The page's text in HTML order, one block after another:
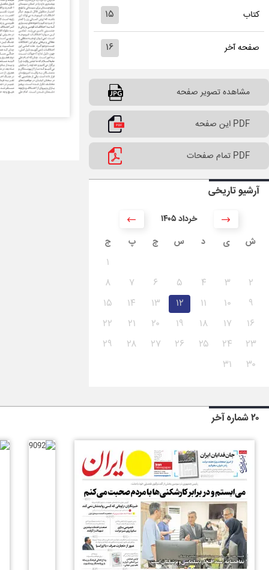
کتاب ۱۵
صفحه آخر ۱۶
مشاهده تصویر صفحه
PDF این صفحه
PDF تمام صفحات
آرشیو تاریخی
۱۴۰۵ خرداد
ش
ی د س چ پ ج
۱
۲
۳ ۴ ۵ ۶ ۷
۸
۹
۱۰ ۱۱ ۱۲ ۱۳ ۱۴
۱۵
۱۶
۱۷ ۱۸ ۱۹ ۲۰ ۲۱
۲۲
۲۳
۲۴ ۲۵ ۲۶ ۲۷ ۲۸
۲۹
۳۰
۳۱
۲۰ شماره آخر